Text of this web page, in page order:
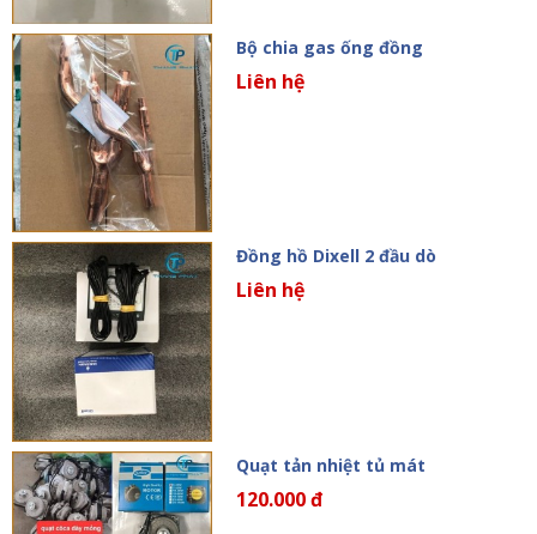
Bộ chia gas ống đồng
Liên hệ
Đồng hồ Dixell 2 đầu dò
Liên hệ
Quạt tản nhiệt tủ mát
120.000 đ